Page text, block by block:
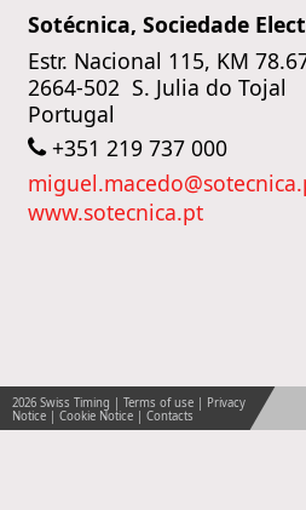
Sotécnica, Sociedade
Estr. Nacional 115, KM
2664-502  S. Julia do Tojal
Portugal
+351 219 737 000
www.sotecnica.pt
2026 Swiss Timing | Terms of use| Privacy
Notice| Cookie Notice| Contacts